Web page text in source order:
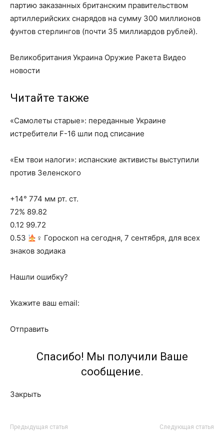
партию заказанных британским правительством
артиллерийских снарядов на сумму 300 миллионов
фунтов стерлингов (почти 35 миллиардов рублей).
Великобритания Украина Оружие Ракета Видео
новости
Читайте также
«Самолеты старые»: переданные Украине
истребители F-16 шли под списание
«Ем твои налоги»: испанские активисты выступили
против Зеленского
+14° 774 мм рт. ст.
72% 89.82
0.12 99.72
0.53
‍♀ Гороскоп на сегодня, 7 сентября, для всех
знаков зодиака
Нашли ошибку?
Укажите ваш email:
Отправить
Спасибо! Мы получили Ваше
сообщение.
Закрыть
Предыдущая статья Следующая статья